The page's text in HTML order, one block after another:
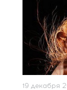
19 декабря